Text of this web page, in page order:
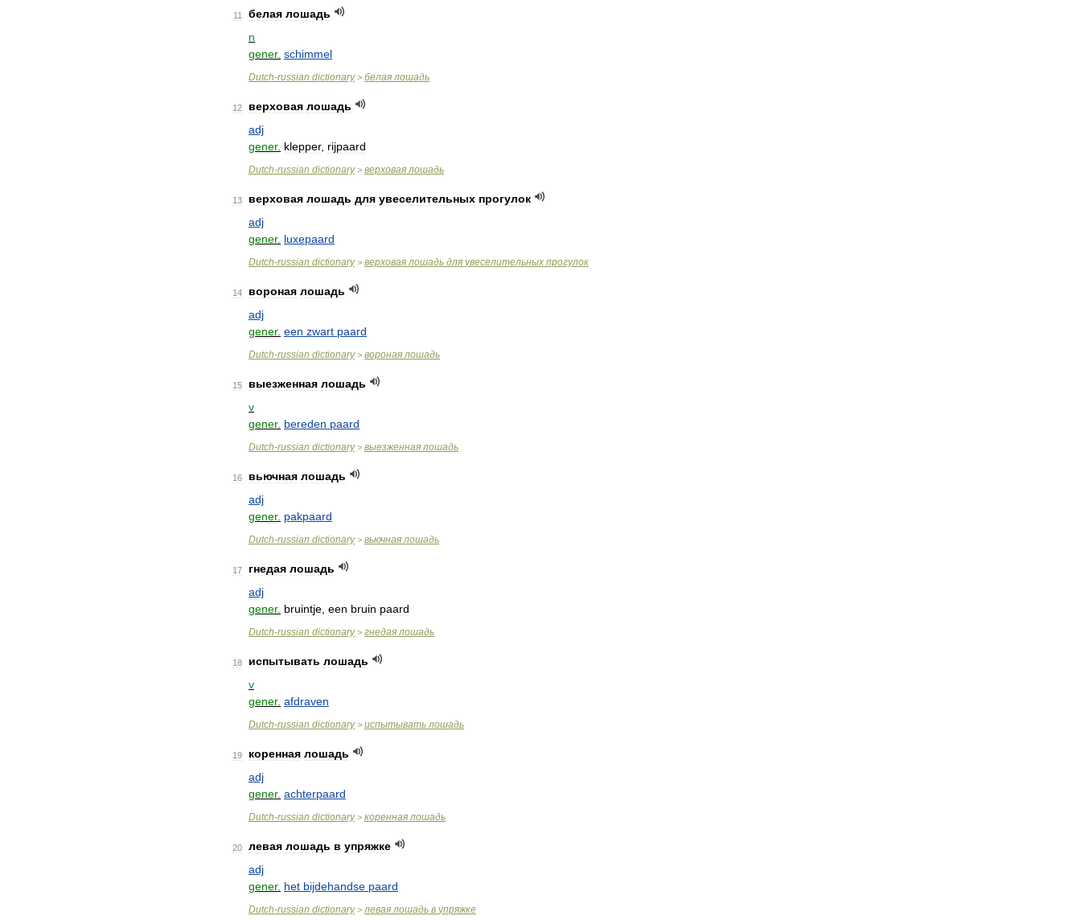
11 белая лошадь
n
gener. schimmel
Dutch-russian dictionary> белая лошадь
12 верховая лошадь
adj
gener. klepper, rijpaard
Dutch-russian dictionary> верховая лошадь
13 верховая лошадь для увеселительных прогулок
adj
gener. luxepaard
Dutch-russian dictionary> верховая лошадь для увеселительных прогулок
14 вороная лошадь
adj
gener. een zwart paard
Dutch-russian dictionary> вороная лошадь
15 выезженная лошадь
v
gener. bereden paard
Dutch-russian dictionary> выезженная лошадь
16 вьючная лошадь
adj
gener. pakpaard
Dutch-russian dictionary> вьючная лошадь
17 гнедая лошадь
adj
gener. bruintje een bruin paard
Dutch-russian dictionary> гнедая лошадь
18 испытывать лошадь
v
gener. afdraven
Dutch-russian dictionary> испытывать лошадь
19 коренная лошадь
adj
gener. achterpaard
Dutch-russian dictionary> коренная лошадь
20 левая лошадь в упряжке
adj
gener. het bijdehandse paard
Dutch-russian dictionary> левая лошадь в упряжке